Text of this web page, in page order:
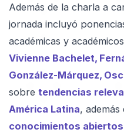
Además de la charla a
jornada incluyó
académicas y
Vivienne Bachelet,
González-Márquez,
sobre tendencias
América Latina, además
conocimientos abiertos